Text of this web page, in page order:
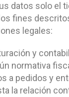
datos solo el
fines
legales:
y
normativa
a pedidos y
la relación